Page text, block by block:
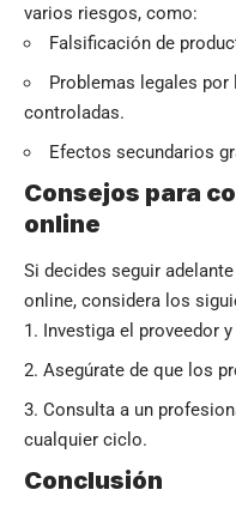
varios riesgos, como:
Falsificación de
Problemas legales
controladas.
Efectos secundarios
Consejos para
online
Si decides seguir
online, considera los
Investiga el proveedor
Asegúrate de que los
Consulta a un
cualquier ciclo.
Conclusión